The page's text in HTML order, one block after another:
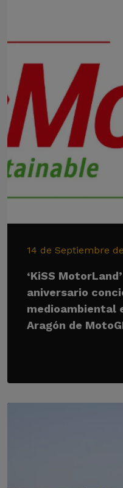
14 de Septiembre
‘KiSS
aniversario
medioambiental
Aragón de